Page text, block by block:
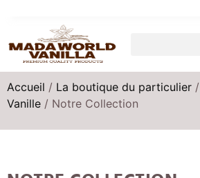
Accueil / La boutique du particulier /
Vanille / Notre Collection